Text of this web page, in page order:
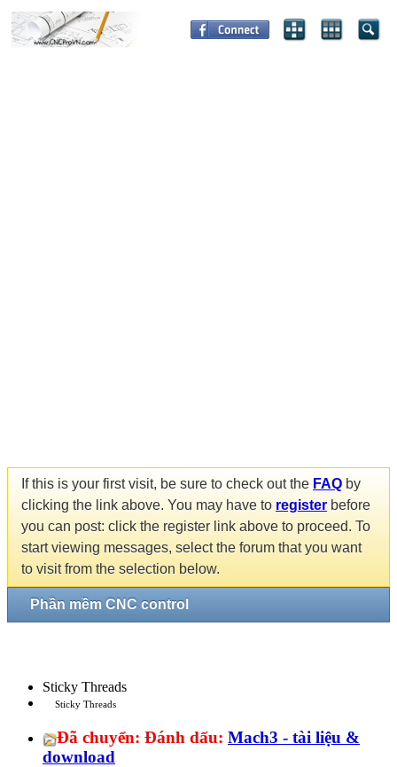
If this is your first visit, be sure to check out the FAQ by
clicking the link above. You may have to register before
you can post: click the register link above to proceed. To
start viewing messages, select the forum that you want
to visit from the selection below.
Phần mềm CNC control
Sticky Threads
Sticky Threads
Đã chuyển: Đánh dấu: Mach3 - tài liệu &
download